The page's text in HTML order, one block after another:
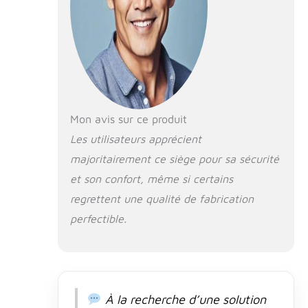
confortablement
pendant les
voyages en
voiture ou à la
maison Matériau
de qualité :
fabriqué à partir
qualité, notre lit
pour chien offre
une sensation
luxueuse et une
durabilité
durable. Les
à votre chien un
Mon avis sur ce produit
Les utilisateurs apprécient
majoritairement ce siège pour sa sécurité
et son confort, même si certains
regrettent une qualité de fabrication
perfectible.
À la recherche d’une solution